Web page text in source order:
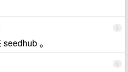
5
。
6